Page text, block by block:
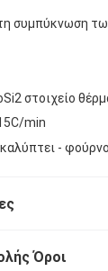
συμπύκνωση
στοιχείο
min
-
Όροι